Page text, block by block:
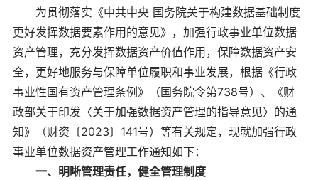
为贯彻落实《中共中央 国务院关于构建数据基础制度
更好发挥数据要素作用的意见》，加强行政事业单位数据
资产管理，充分发挥数据资产价值作用，保障数据资产安
全，更好地服务与保障单位履职和事业发展，根据《行政
事业性国有资产管理条例》（国务院令第738号）、《财
政部关于印发〈关于加强数据资产管理的指导意见〉的通
知》（财资〔2023〕141号）等有关规定，现就加强行政
事业单位数据资产管理工作通知如下：
一、明晰管理责任，健全管理制度